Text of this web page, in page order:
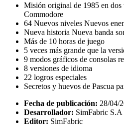
Misión original de 1985 en
Commodore
64 Nuevos niveles Nuevos
Nueva historia Nueva banda
Más de 10 horas de juego
5 veces más grande que la
9 modos gráficos de consolas
8 versiones de idioma
22 logros especiales
Secretos y huevos de Pascua
Fecha de publicación: 28/04/
Desarrollador: SimFabric S.A
Editor: SimFabric